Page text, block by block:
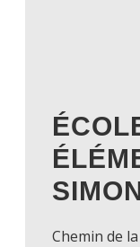
Chemin de